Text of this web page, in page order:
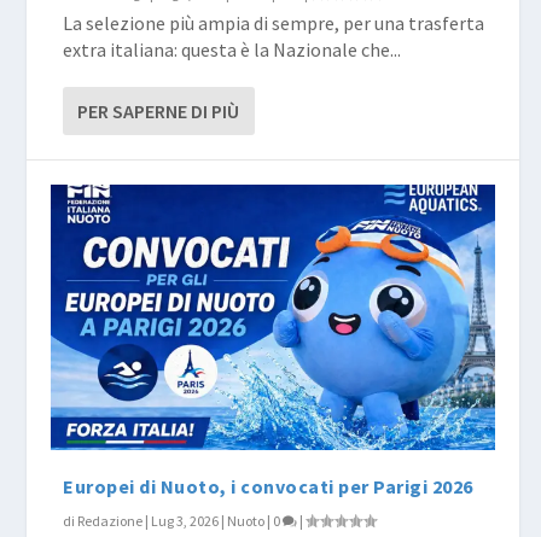
La selezione più ampia di sempre, per una trasferta
extra italiana: questa è la Nazionale che...
PER SAPERNE DI PIÙ
Europei di Nuoto, i convocati per Parigi 2026
di Redazione | Lug 3, 2026 | Nuoto | 0 |